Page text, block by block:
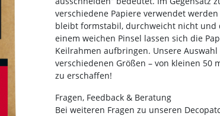
verschiedene Papiere verwendet
bleibt formstabil, durchweicht nicht und
einem weichen Pinsel lassen sich die
Keilrahmen aufbringen. Unsere
verschiedenen Größen – von kleinen 50
zu erschaffen!
Fragen, Feedback & Beratung
Bei weiteren Fragen zu unseren